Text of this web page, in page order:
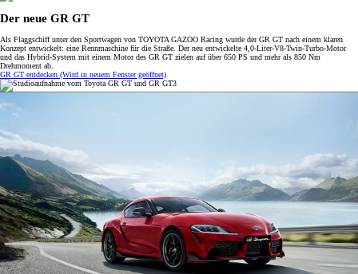
Der neue GR GT
Als Flaggschiff unter den Sportwagen von TOYOTA GAZOO Racing wurde der GR GT nach einem klaren
Konzept entwickelt: eine Rennmaschine für die Straße. Der neu entwickelte 4,0-Liter-V8-Twin-Turbo-Motor
und das Hybrid-System mit einem Motor des GR GT zielen auf über 650 PS und mehr als 850 Nm
Drehmoment ab.
GR GT entdecken (Wird in neuem Fenster geöffnet)